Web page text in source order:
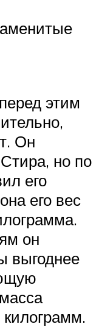
этим
Он
но по
его
его вес
он
выгоднее
килограмм.